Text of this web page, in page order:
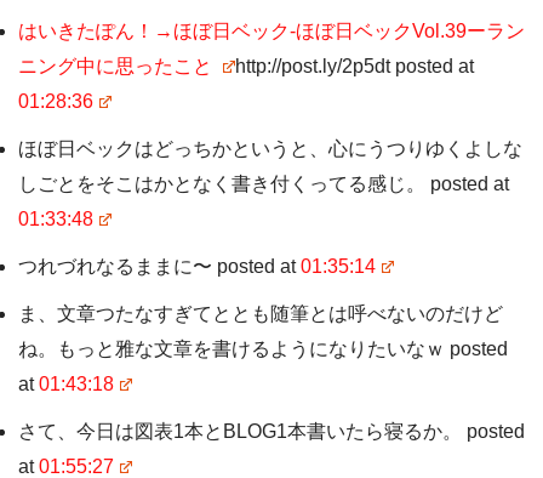
はいきたぽん！→ほぼ日ベック-ほぼ日ベックVol.39ーラン
ニング中に思ったこと
http://post.ly/2p5dt posted at
01:28:36
ほぼ日ベックはどっちかというと、心にうつりゆくよしな
しごとをそこはかとなく書き付くってる感じ。 posted at
01:33:48
つれづれなるままに〜 posted at01:35:14
ま、文章つたなすぎてととも随筆とは呼べないのだけど
ね。もっと雅な文章を書けるようになりたいなｗ posted
at01:43:18
さて、今日は図表1本とBLOG1本書いたら寝るか。 posted
at01:55:27